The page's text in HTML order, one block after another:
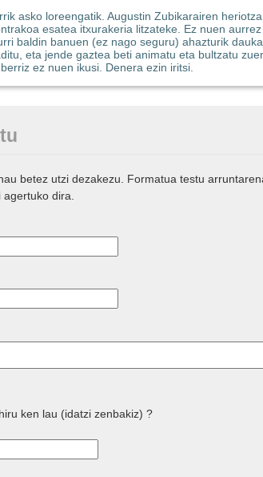
asko loreengatik. Augustin Zubikarairen
esatea itxurakeria litzateke. Ez nuen
baldin banuen (ez nago seguru) ahazturik
eta jende gaztea beti animatu eta bultzatu
ez nuen ikusi. Denera ezin iritsi.
betez utzi dezakezu. Formatua testu
dira.
ken lau (idatzi zenbakiz) ?